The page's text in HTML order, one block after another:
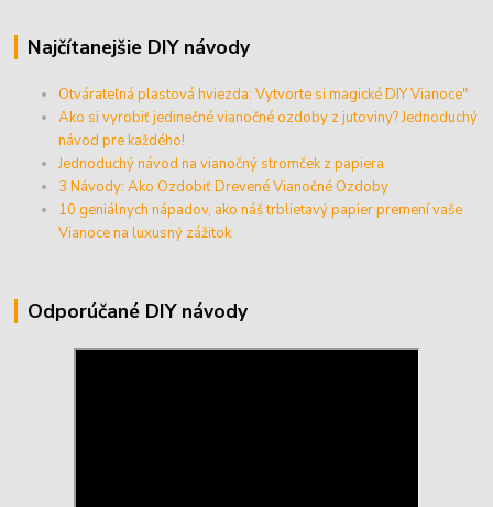
Najčítanejšie DIY návody
Otvárateľná plastová hviezda: Vytvorte si magické DIY Vianoce"
Ako si vyrobiť jedinečné vianočné ozdoby z jutoviny? Jednoduchý
návod pre každého!
Jednoduchý návod na vianočný stromček z papiera
3 Návody: Ako Ozdobiť Drevené Vianočné Ozdoby
10 geniálnych nápadov, ako náš trblietavý papier premení vaše
Vianoce na luxusný zážitok
Odporúčané DIY návody